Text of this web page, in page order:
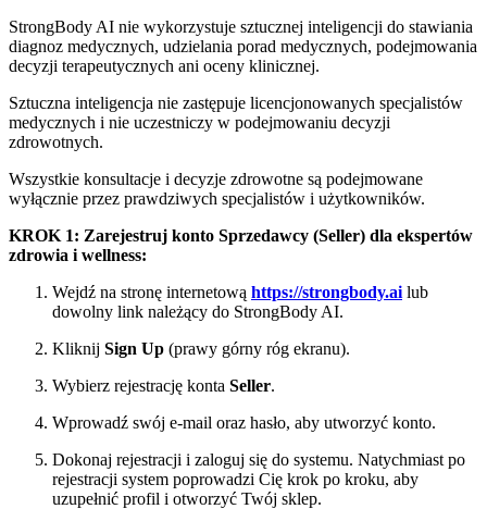
StrongBody AI nie wykorzystuje sztucznej inteligencji do stawiania
diagnoz medycznych, udzielania porad medycznych, podejmowania
decyzji terapeutycznych ani oceny klinicznej.
Sztuczna inteligencja nie zastępuje licencjonowanych specjalistów
medycznych i nie uczestniczy w podejmowaniu decyzji
zdrowotnych.
Wszystkie konsultacje i decyzje zdrowotne są podejmowane
wyłącznie przez prawdziwych specjalistów i użytkowników.
KROK 1: Zarejestruj konto Sprzedawcy (Seller) dla ekspertów
zdrowia i wellness:
Wejdź na stronę internetową https://strongbody.ai lub
dowolny link należący do StrongBody AI.
Kliknij Sign Up (prawy górny róg ekranu).
Wybierz rejestrację konta Seller.
Wprowadź swój e-mail oraz hasło, aby utworzyć konto.
Dokonaj rejestracji i zaloguj się do systemu. Natychmiast po
rejestracji system poprowadzi Cię krok po kroku, aby
uzupełnić profil i otworzyć Twój sklep.